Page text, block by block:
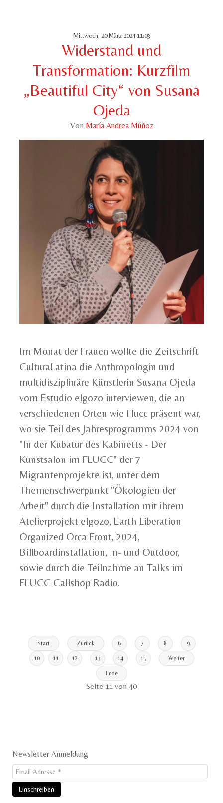
Mittwoch, 20 März 2024 11:03
Widerstand und
Transformation: Kurzfilm
„Beautiful City“ von Susana
Ojeda
Von María Andrea Múñoz
Im Monat der Frauen wollte die Zeitschrift
CulturaLatina die Anthropologin und
multidisziplinäre Künstlerin Susana Ojeda
vom Estudio elgozo interviewen, die an
verschiedenen Orten wie Flucc präsent war,
wo sie Teil des Jahresprogramms 2024 von
"In der Kubatur des Kabinetts - Der
Kunstsalon im FLUCC" der 7
Migrantenprojekte ist, unter dem
Themenschwerpunkt "Ökologien der
Arbeit" durch die Installation mit ihrem
Atelierprojekt elgozo, Earth Liberation
Organized Orca Front, 2024,
Billboardinstallation, In- und Outdoor,
sowie durch die Teilnahme an Talks im
FLUCC Callshop Radio.
Start Zurück 6 7 8 9
10 11 12 13 14 15 Weiter
Ende
Seite 11 von 40
Newsletter Anmeldung